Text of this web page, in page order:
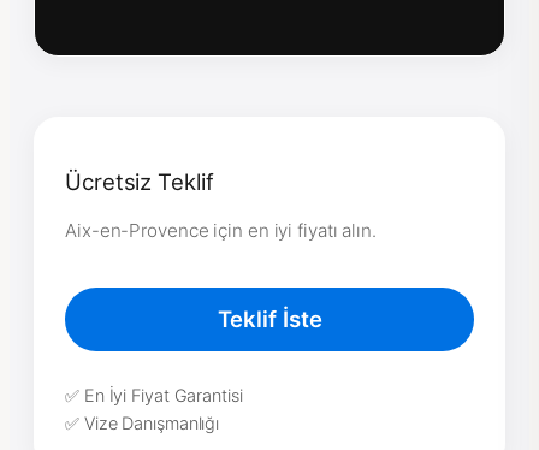
Ücretsiz Teklif
Aix-en-Provence için en iyi fiyatı alın.
Teklif İste
✅ En İyi Fiyat Garantisi
✅ Vize Danışmanlığı